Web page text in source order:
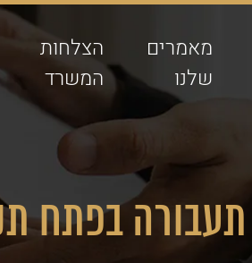
מאמרים
שלנו
הצלחות
המשרד
תעבורה בפתח